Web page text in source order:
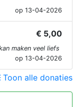
op 13-04-2026
€ 5,00
maken veel liefs
op 13-04-2026
Toon alle donaties